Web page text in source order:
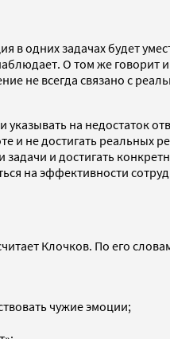
в одних задачах будет
О том же говорит
не всегда связано с
на недостаток
и не достигать реальных
и достигать
на эффективности
Клочков. По его
чужие эмоции;